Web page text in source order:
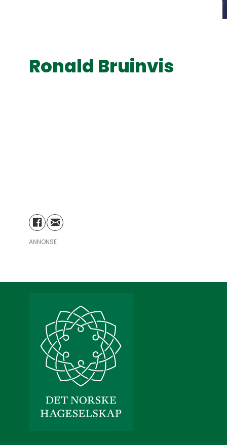
Ronald Bruinvis
ANNONSE